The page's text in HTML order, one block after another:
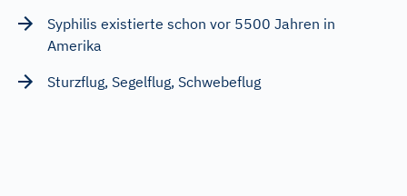
Syphilis existierte schon vor 5500 Jahren in
Amerika
Sturzflug, Segelflug, Schwebeflug